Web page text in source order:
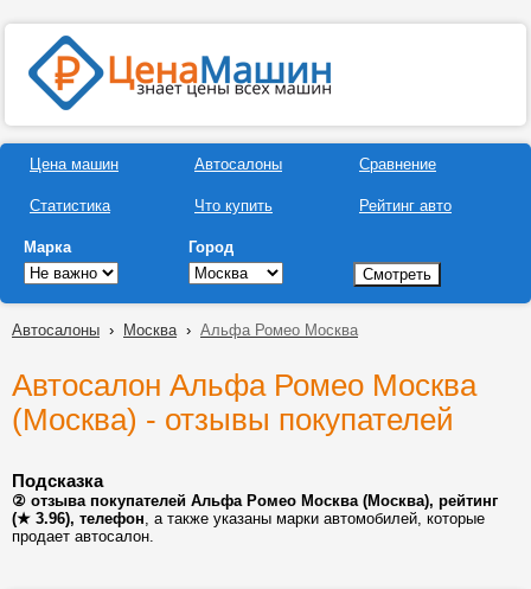
Цена машин
Статистика
Автосалоны
Что купить
Сравнение
Рейтинг авто
Марка Город
Автосалоны › Москва› Альфа Ромео Москва
Автосалон Альфа Ромео Москва
(Москва) - отзывы покупателей
Подсказка
② отзыва покупателей Альфа Ромео Москва (Москва), рейтинг
(★ 3.96), телефон, а также указаны марки автомобилей, которые
продает автосалон.